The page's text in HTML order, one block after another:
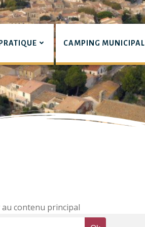
PRATIQUE CAMPING MUNICIPAL
au contenu principal